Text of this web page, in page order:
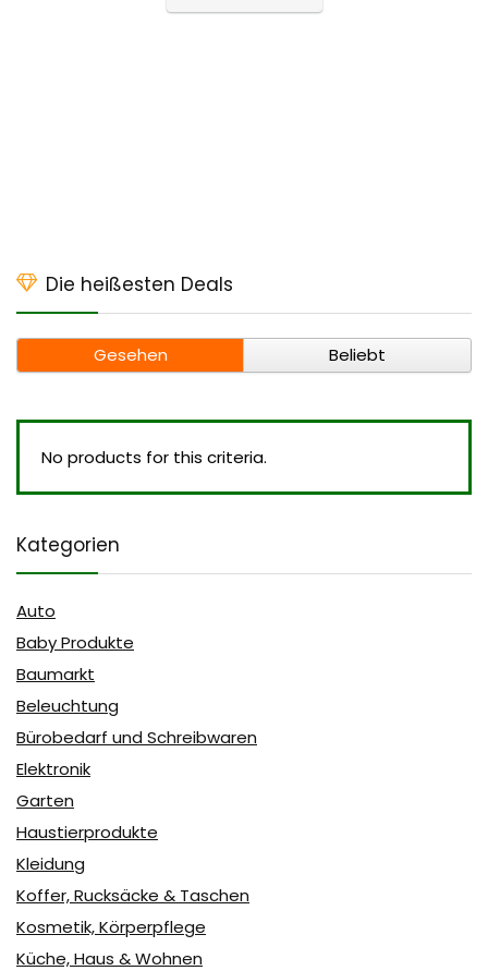
Die heißesten Deals
Gesehen Beliebt
No products for this criteria.
Kategorien
Auto
Baby Produkte
Baumarkt
Beleuchtung
Bürobedarf und Schreibwaren
Elektronik
Garten
Haustierprodukte
Kleidung
Koffer, Rucksäcke & Taschen
Kosmetik, Körperpflege
Küche, Haus & Wohnen